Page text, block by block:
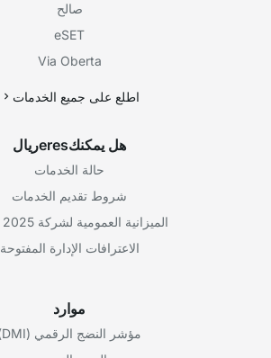
صالح
eSET
Via Oberta
اطلع على جميع الخدمات
هل يمكنكeresريال
حالة الخدمات
شروط تقديم الخدمات
الميزانية العمومية لشركة AOC 2025
الاعترافات الإدارة المفتوحة
موارد
مؤشر النضج الرقمي (DMI)